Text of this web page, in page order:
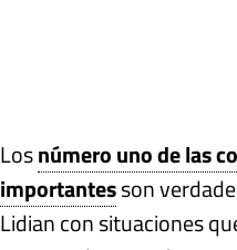
Losnúmero uno de las
importantesson
Lidian con situaciones